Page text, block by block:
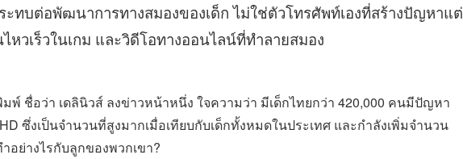
ทบต่อพัฒนาการทางสมองของเด็ก ไม่ใช่ตัวโทรศัพท์เองที่สร้างปัญหาแต่
หวเร็วในเกม และวิดีโอทางออนไลน์ที่ทำลายสมอง
พ์ ชื่อว่า เดลินิวส์ ลงข่าวหน้าหนึ่ง ใจความว่า มีเด็กไทยกว่า 420,000 คนมีปัญหา
ซึ่งเป็นจำนวนที่สูงมากเมื่อเทียบกับเด็กทั้งหมดในประเทศ และกำลังเพิ่มจำนวน
ย่างไรกับลูกของพวกเขา?